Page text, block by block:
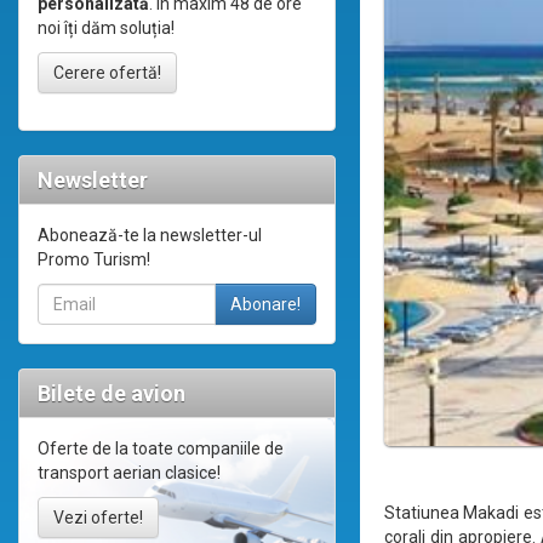
personalizată. În maxim 48 de ore
noi îți dăm soluția!
Cerere ofertă!
Newsletter
Abonează-te la newsletter-ul
Promo Turism!
Bilete de avion
Oferte de la toate companiile de
transport aerian clasice!
Vezi oferte!
Statiunea Makadi
corali din